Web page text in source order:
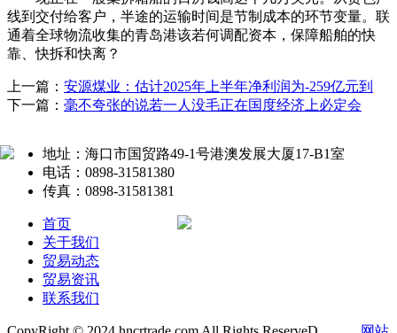
线到交付给客户，半途的运输时间是节制成本的环节变量。联
通着全球物流收集的青岛港该若何调配资本，保障船舶的快
靠、快拆和快离？
上一篇： 安源煤业：估计2025年上半年净利润为-259亿元到
下一篇： 毫不夸张的说若一人没毛正在国度经济上必定会
地址：海口市国贸路49-1号港澳发展大厦17-B1室
电话：0898-31581380
传真：0898-31581381
首页
关于我们
贸易动态
贸易资讯
联系我们